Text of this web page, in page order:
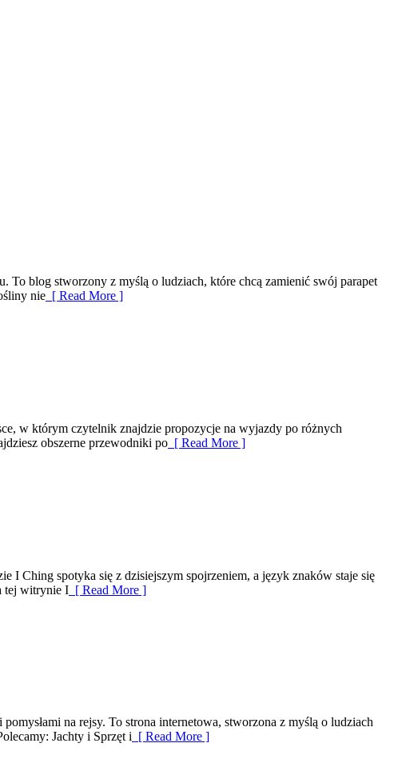
blog stworzony z myślą o ludziach, które chcą zamienić swój parapet
nie [ Read More ]
w którym czytelnik znajdzie propozycje na wyjazdy po różnych
obszerne przewodniki po [ Read More ]
I Ching spotyka się z dzisiejszym spojrzeniem, a język znaków staje się
tej witrynie I [ Read More ]
na rejsy. To strona internetowa, stworzona z myślą o ludziach
Jachty i Sprzęt i [ Read More ]